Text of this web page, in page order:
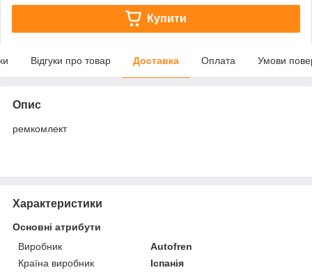
Купити
Відгуки про товар Доставка Оплата Умови
Опис
ремкомлект
Характеристики
Основні атрибути
Виробник
Autofren
Країна виробник
Іспанія